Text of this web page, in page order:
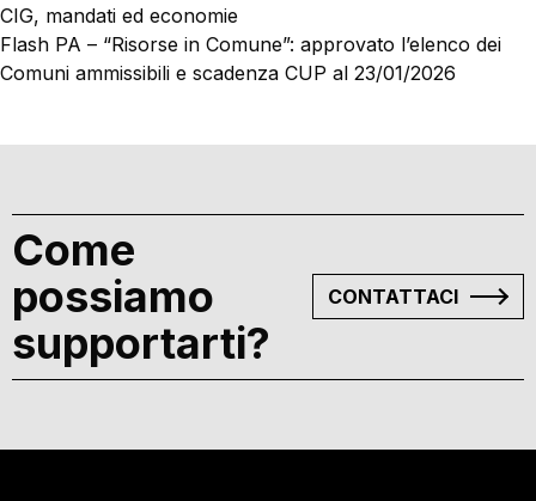
CIG, mandati ed economie
Flash PA – “Risorse in Comune”: approvato l’elenco dei
Comuni ammissibili e scadenza CUP al 23/01/2026
Come
possiamo
supportarti?
CONTATTACI